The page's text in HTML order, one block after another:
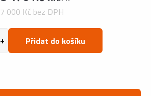
7 000 Kč bez DPH
Přidat do košíku